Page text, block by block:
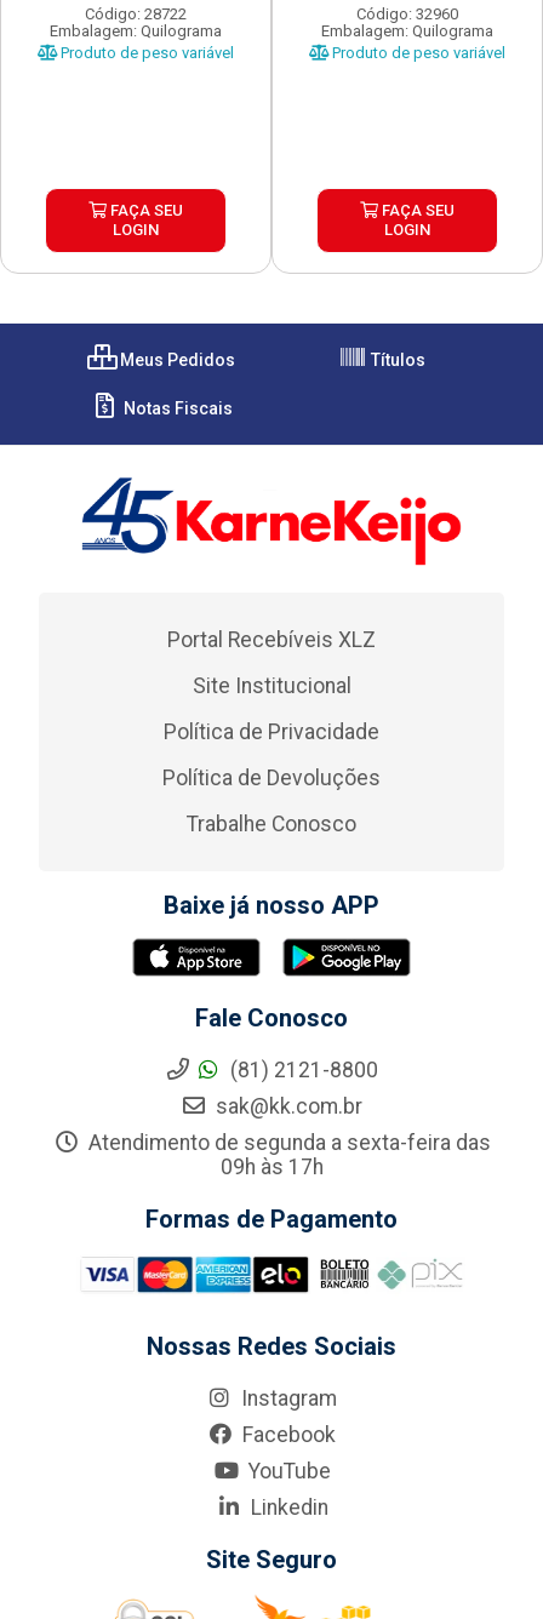
Código: 28722
Embalagem: Quilograma
Produto de peso variável
FAÇA SEU
LOGIN
Código: 32960
Embalagem: Quilograma
Produto de peso variável
FAÇA SEU
LOGIN
Meus Pedidos Títulos
Notas Fiscais
Portal Recebíveis XLZ
Site Institucional
Política de Privacidade
Política de Devoluções
Trabalhe Conosco
Baixe já nosso APP
Fale Conosco
(81) 2121-8800
sak@kk.com.br
Atendimento de segunda a sexta-feira das
09h às 17h
Formas de Pagamento
Nossas Redes Sociais
Instagram
Facebook
YouTube
Linkedin
Site Seguro